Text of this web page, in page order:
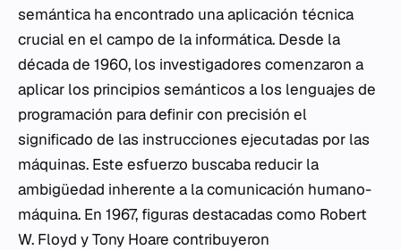
semántica ha encontrado una aplicación técnica
crucial en el campo de la informática. Desde la
década de 1960, los investigadores comenzaron a
aplicar los principios semánticos a los lenguajes de
programación para definir con precisión el
significado de las instrucciones ejecutadas por las
máquinas. Este esfuerzo buscaba reducir la
ambigüedad inherente a la comunicación humano-
máquina. En 1967, figuras destacadas como Robert
W. Floyd y Tony Hoare contribuyeron